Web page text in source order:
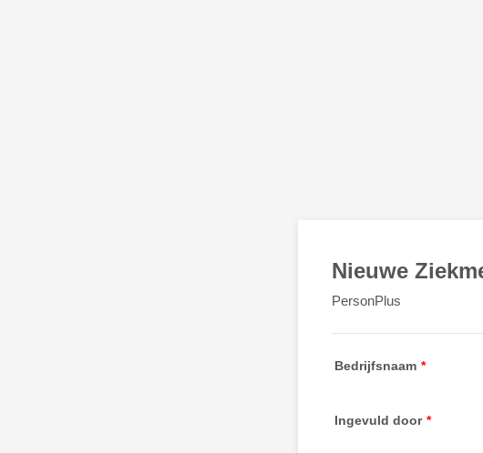
Nieuwe
PersonPlus
Bedrijfsnaam *
Ingevuld door *